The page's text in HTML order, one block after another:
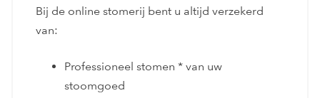
Bij de online stomerij bent u altijd verzekerd
van:
Professioneel stomen * van uw
stoomgoed